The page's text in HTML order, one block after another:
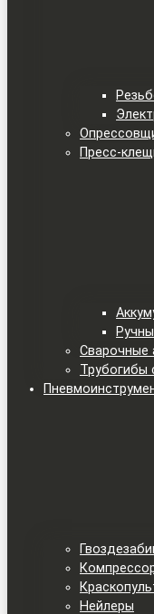
Пресс-
Сварочные
Трубогибы
Нейлеры